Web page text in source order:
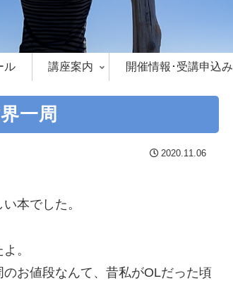
ル 講座案内 開催情報･受講申込み
一周
2020.11.06
本でした。
。
お値段なんて、昔私がOLだった頃